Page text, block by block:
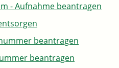
- Aufnahme beantragen
beantragen
beantragen